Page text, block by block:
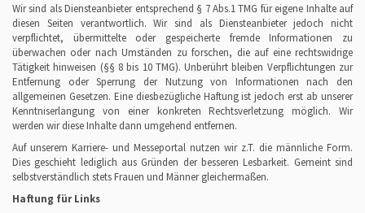
Wir sind als Diensteanbieter entsprechend § 7 Abs.1 TMG für eigene Inhalte auf
diesen Seiten verantwortlich. Wir sind als Diensteanbieter jedoch nicht
verpflichtet, übermittelte oder gespeicherte fremde Informationen zu
überwachen oder nach Umständen zu forschen, die auf eine rechtswidrige
Tätigkeit hinweisen (§§ 8 bis 10 TMG). Unberührt bleiben Verpflichtungen zur
Entfernung oder Sperrung der Nutzung von Informationen nach den
allgemeinen Gesetzen. Eine diesbezügliche Haftung ist jedoch erst ab unserer
Kenntniserlangung von einer konkreten Rechtsverletzung möglich. Wir
werden wir diese Inhalte dann umgehend entfernen.
Auf unserem Karriere- und Messeportal nutzen wir z.T. die männliche Form.
Dies geschieht lediglich aus Gründen der besseren Lesbarkeit. Gemeint sind
selbstverständlich stets Frauen und Männer gleichermaßen.
Haftung für Links